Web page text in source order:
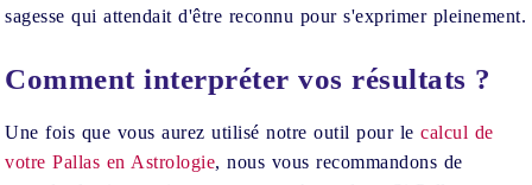
sagesse qui attendait d'être reconnu pour s'exprimer pleinement.
Comment interpréter vos résultats ?
Une fois que vous aurez utilisé notre outil pour lecalcul de
votre Pallas en Astrologie, nous vous recommandons de